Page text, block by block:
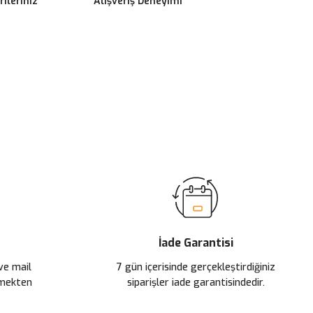
mail
İade Garantisi
7 gün içerisinde gerçekleştirdiğiniz
siparişler iade garantisindedir.